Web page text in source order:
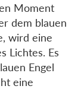
Moment
dem blauen
wird eine
Lichtes. Es
Engel
eine